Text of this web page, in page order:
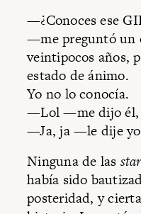
—¿Conoces ese
—me preguntó un
veintipocos años,
estado de ánimo.
Yo no lo conocía.
—Lol —me dijo él,
—Ja, ja —le dije
Ninguna de las
había sido
posteridad, y